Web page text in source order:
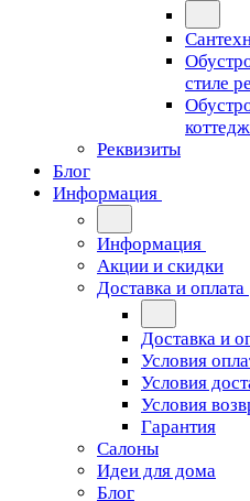
стиле
Реквизиты
Блог
Информация
Информация
Акции и скидки
Доставка и оплата
Доставка и
Условия
Условия
Условия
Гарантия
Салоны
Идеи для дома
Блог